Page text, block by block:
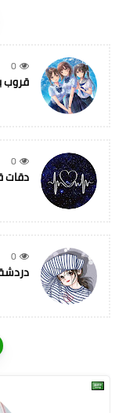
0
قروب
0
دقات
0